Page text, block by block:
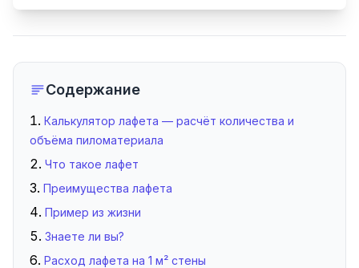
Содержание
Калькулятор лафета — расчёт количества и
объёма пиломатериала
Что такое лафет
Преимущества лафета
Пример из жизни
Знаете ли вы?
Расход лафета на 1 м² стены